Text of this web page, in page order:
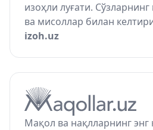
изоҳли луғати.
ва мисоллар билан
izoh.uz
Мақол ва нақлларнинг энг